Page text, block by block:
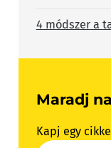
4 módszer a
Maradj
Kapj egy